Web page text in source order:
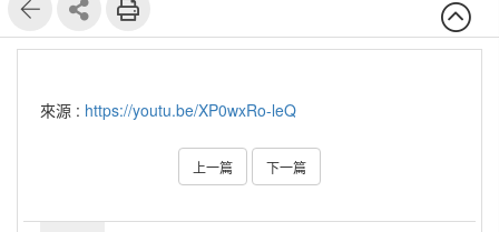
來源 : https://youtu.be/XP0wxRo-leQ
上一篇 下一篇